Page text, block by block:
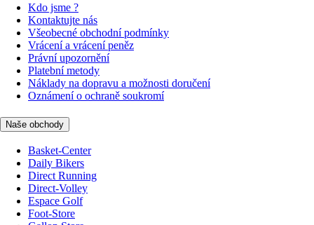
Kdo jsme ?
Kontaktujte nás
Všeobecné obchodní podmínky
Vrácení a vrácení peněz
Právní upozornění
Platební metody
Náklady na dopravu a možnosti doručení
Oznámení o ochraně soukromí
Naše obchody
Basket-Center
Daily Bikers
Direct Running
Direct-Volley
Espace Golf
Foot-Store